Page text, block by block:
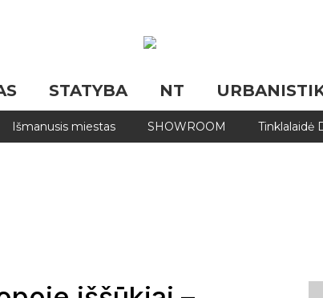
STATYBA NT
Išmanusis miestas SHOWROOM Tinklalaidė